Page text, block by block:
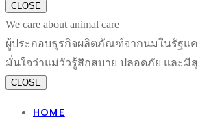
CLOSE
We care about animal care
ผู้ประกอบธุรกิจผลิตภัณฑ์จากนมในรัฐแค
มั่นใจว่าแม่วัวรู้สึกสบาย ปลอดภัย และมี
CLOSE
HOME